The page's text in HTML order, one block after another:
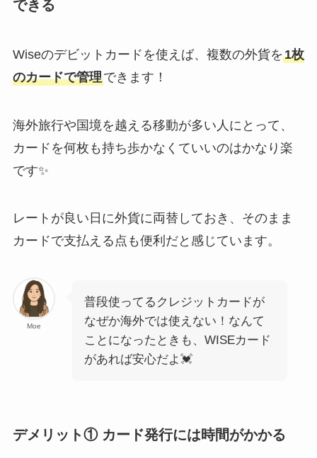
できる
Wiseのデビットカードを使えば、複数の外貨を1枚
のカードで管理できます！
海外旅行や国境を越える移動が多い人にとって、
カードを何枚も持ち歩かなくていいのはかなり楽
です✨
レートが良い日に外貨に両替しておき、そのまま
カードで支払える点も便利だと感じています。
Moe
普段使ってるクレジットカードが
なぜか海外では使えない！なんて
ことになったときも、WISEカード
があれば安心だよ💓
デメリット① カード発行には時間がかかる